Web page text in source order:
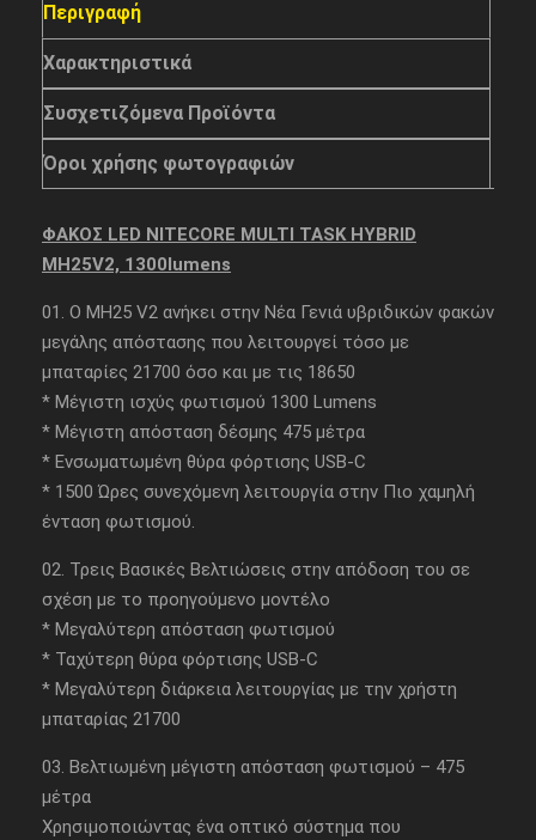
Περιγραφή
Χαρακτηριστικά
Συσχετιζόμενα Προϊόντα
Όροι χρήσης φωτογραφιών
ΦΑΚΟΣ LED NITECORE MULTI TASK HYBRID
MH25V2, 1300lumens
01. O MH25 V2 ανήκει στην Νέα Γενιά υβριδικών φακών
μεγάλης απόστασης που λειτουργεί τόσο με
μπαταρίες 21700 όσο και με τις 18650
* Μέγιστη ισχύς φωτισμού 1300 Lumens
* Μέγιστη απόσταση δέσμης 475 μέτρα
* Ενσωματωμένη θύρα φόρτισης USB-C
* 1500 Ώρες συνεχόμενη λειτουργία στην Πιο χαμηλή
ένταση φωτισμού.
02. Τρεις Βασικές Βελτιώσεις στην απόδοση του σε
σχέση με το προηγούμενο μοντέλο
* Μεγαλύτερη απόσταση φωτισμού
* Ταχύτερη θύρα φόρτισης USB-C
* Μεγαλύτερη διάρκεια λειτουργίας με την χρήστη
μπαταρίας 21700
03. Βελτιωμένη μέγιστη απόσταση φωτισμού – 475
μέτρα
Χρησιμοποιώντας ένα οπτικό σύστημα που